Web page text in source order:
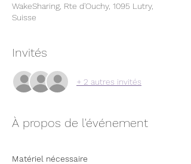
WakeSharing, Rte d'Ouchy, 1095 Lutry,
Suisse
Invités
+ 2 autres invités
À propos de l'événement
Matériel nécessaire